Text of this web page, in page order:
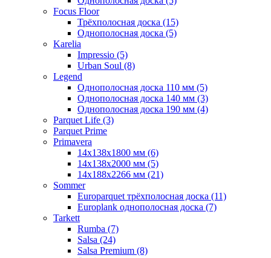
Focus Floor
Трёхполосная доска (15)
Однополосная доска (5)
Karelia
Impressio (5)
Urban Soul (8)
Legend
Однополосная доска 110 мм (5)
Однополосная доска 140 мм (3)
Однополосная доска 190 мм (4)
Parquet Life (3)
Parquet Prime
Primavera
14x138x1800 мм (6)
14x138x2000 мм (5)
14x188x2266 мм (21)
Sommer
Europarquet трёхполосная доска (11)
Europlank однополосная доска (7)
Tarkett
Rumba (7)
Salsa (24)
Salsa Premium (8)